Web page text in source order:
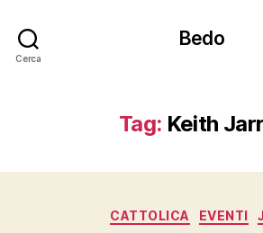
Cerca
Bedo
Tag: Keith
CATTOLICA EVENTI